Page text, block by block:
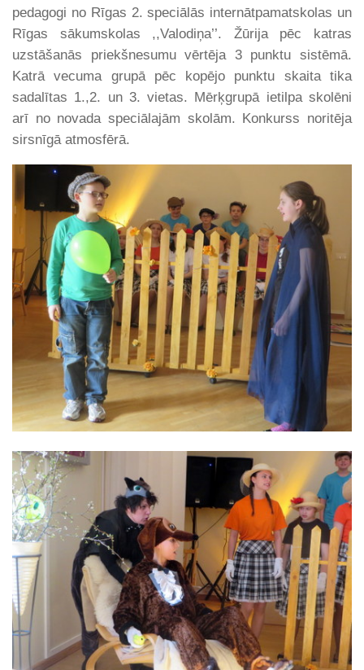
pedagogi no Rīgas 2. speciālās internātpamatskolas un
Rīgas sākumskolas ,,Valodiņa’’. Žūrija pēc katras
uzstāšanās priekšnesumu vērtēja 3 punktu sistēmā.
Katrā vecuma grupā pēc kopējo punktu skaita tika
sadalītas 1.,2. un 3. vietas. Mērķgrupā ietilpa skolēni
arī no novada speciālajām skolām. Konkurss noritēja
sirsnīgā atmosfērā.